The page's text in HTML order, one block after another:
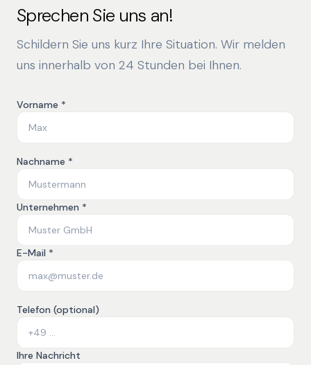
Sprechen Sie uns an!
Schildern Sie uns kurz Ihre Situation. Wir melden
uns innerhalb von 24 Stunden bei Ihnen.
Vorname *
Nachname *
Unternehmen *
E-Mail *
Telefon (optional)
Ihre Nachricht